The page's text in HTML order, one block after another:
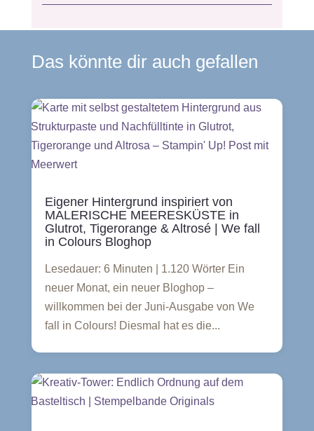
Das könnte dir auch gefallen
Eigener Hintergrund inspiriert von
MALERISCHE MEERESKÜSTE in
Glutrot, Tigerorange & Altrosé | We fall
in Colours Bloghop
Lesedauer: 6 Minuten | 1.120 Wörter Ein
neuer Monat, ein neuer Bloghop –
willkommen bei der Juni-Ausgabe von We
fall in Colours! Diesmal hat es die...